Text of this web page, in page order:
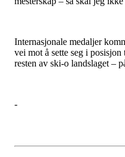
Internasjonale medaljer
vei mot å sette seg i
resten av ski-o landslaget –
-